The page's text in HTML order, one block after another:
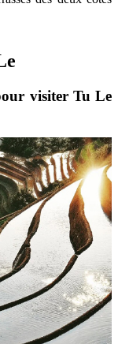
visiter Tu Le